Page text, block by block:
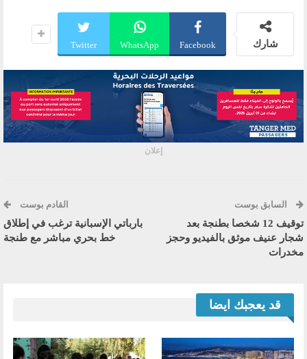
شارك Facebook
WhatsApp
Twitter
إعلان
السابق بوست
توقيف 12 شخصا بطنجة بعد
شجار عنيف موثق بالفيديو وحجز
مخدرات
القادم بوست
بارباتي الإسبانية ترغب في إطلاق
خط بحري مباشر مع طنجة
قد يعجبك ايضا